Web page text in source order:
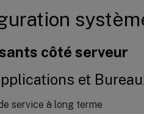
côté serveur
et
service à long terme